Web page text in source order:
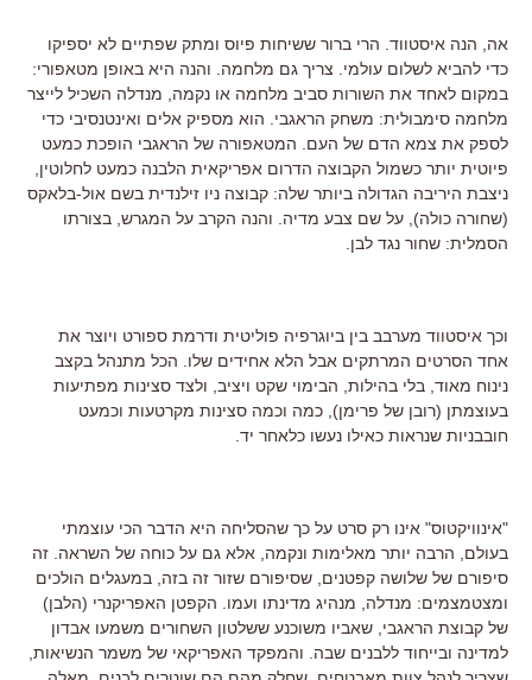
אה, הנה איסטווד. הרי ברור ששיחות פיוס ומתק שפתיים לא יספיקו
כדי להביא לשלום עולמי. צריך גם מלחמה. והנה היא באופן מטאפורי:
במקום לאחד את השורות סביב מלחמה או נקמה, מנדלה השכיל לייצר
מלחמה סימבולית: משחק הראגבי. הוא מספיק אלים ואינטנסיבי כדי
לספק את צמא הדם של העם. המטאפורה של הראגבי הופכת כמעט
פיוטית יותר כשמול הקבוצה הדרום אפריקאית הלבנה כמעט לחלוטין,
ניצבת היריבה הגדולה ביותר שלה: קבוצה ניו זילנדית בשם אול-בלאקס
(שחורה כולה), על שם צבע מדיה. והנה הקרב על המגרש, בצורתו
הסמלית: שחור נגד לבן.
וכך איסטווד מערבב בין ביוגרפיה פוליטית ודרמת ספורט ויוצר את
אחד הסרטים המרתקים אבל הלא אחידים שלו. הכל מתנהל בקצב
נינוח מאוד, בלי בהילות, הבימוי שקט ויציב, ולצד סצינות מפתיעות
בעוצמתן (רובן של פרימן), כמה וכמה סצינות מקרטעות וכמעט
חובבניות שנראות כאילו נעשו כלאחר יד.
"אינוויקטוס" אינו רק סרט על כך שהסליחה היא הדבר הכי עוצמתי
בעולם, הרבה יותר מאלימות ונקמה, אלא גם על כוחה של השראה. זה
סיפורם של שלושה קפטנים, שסיפורם שזור זה בזה, במעגלים הולכים
ומצטמצמים: מנדלה, מנהיג מדינתו ועמו. הקפטן האפריקנרי (הלבן)
של קבוצת הראגבי, שאביו משוכנע ששלטון השחורים משמעו אבדון
למדינה ובייחוד ללבנים שבה. והמפקד האפריקאי של משמר הנשיאות,